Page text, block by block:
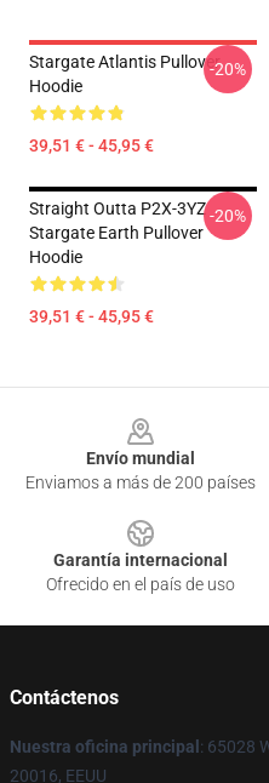
Stargate Atlantis Pullover
Hoodie
39,51 € - 45,95 €
-20%
Straight Outta P2X-3YZ
Stargate Earth Pullover
Hoodie
39,51 € - 45,95 €
-20%
Envío mundial
Enviamos a más de 200 países
Garantía internacional
Ofrecido en el país de uso
Contáctenos
Nuestra oficina principal : 65028
20016, EEUU